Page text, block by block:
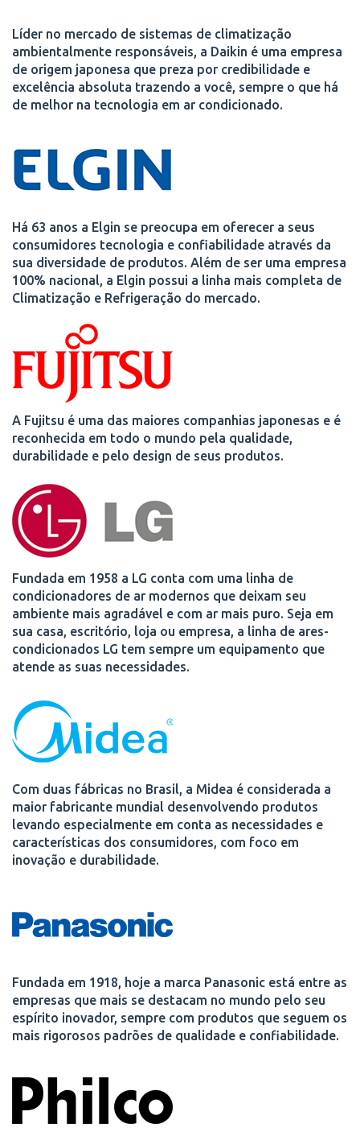
Líder no mercado de sistemas de climatização
ambientalmente responsáveis, a Daikin é uma empresa
de origem japonesa que preza por credibilidade e
excelência absoluta trazendo a você, sempre o que há
de melhor na tecnologia em ar condicionado.
Há 63 anos a Elgin se preocupa em oferecer a seus
consumidores tecnologia e confiabilidade através da
sua diversidade de produtos. Além de ser uma empresa
100% nacional, a Elgin possui a linha mais completa de
Climatização e Refrigeração do mercado.
A Fujitsu é uma das maiores companhias japonesas e é
reconhecida em todo o mundo pela qualidade,
durabilidade e pelo design de seus produtos.
Fundada em 1958 a LG conta com uma linha de
condicionadores de ar modernos que deixam seu
ambiente mais agradável e com ar mais puro. Seja em
sua casa, escritório, loja ou empresa, a linha de ares-
condicionados LG tem sempre um equipamento que
atende as suas necessidades.
Com duas fábricas no Brasil, a Midea é considerada a
maior fabricante mundial desenvolvendo produtos
levando especialmente em conta as necessidades e
características dos consumidores, com foco em
inovação e durabilidade.
Fundada em 1918, hoje a marca Panasonic está entre as
empresas que mais se destacam no mundo pelo seu
espírito inovador, sempre com produtos que seguem os
mais rigorosos padrões de qualidade e confiabilidade.